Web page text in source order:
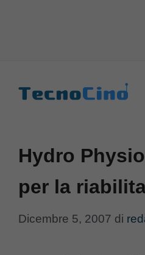
Hydro
per la
Dicembre 5, 2007 di